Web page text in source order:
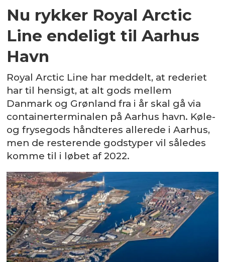
Nu rykker Royal Arctic
Line endeligt til Aarhus
Havn
Royal Arctic Line har meddelt, at rederiet
har til hensigt, at alt gods mellem
Danmark og Grønland fra i år skal gå via
containerterminalen på Aarhus havn. Køle-
og frysegods håndteres allerede i Aarhus,
men de resterende godstyper vil således
komme til i løbet af 2022.